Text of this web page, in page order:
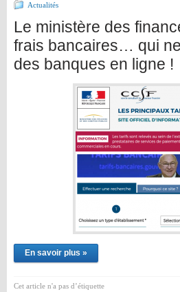
Actualités
Le ministère des
frais bancaires… qui
des banques en ligne !
En savoir plus »
Cet article n'a pas d’étiquette